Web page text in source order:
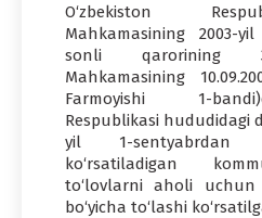
O‘zbekiston
Mahkamasining 2003-
sonli qarorining
Mahkamasining
Farmoyishi 1-
Respublikasi hududidagi
yil 1-sentyabrdan
ko‘rsatiladigan
to‘lovlarni aholi
bo‘yicha to‘lashi